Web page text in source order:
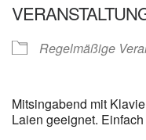
Regelmäßige
Mitsingabend mit
Laien geeignet.